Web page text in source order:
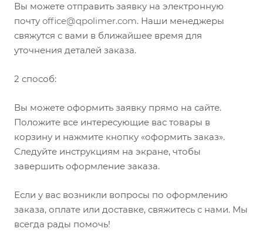
Вы можете отправить заявку на электронную
почту office@qpolimer.com. Наши менеджеры
свяжутся с вами в ближайшее время для
уточнения деталей заказа.
2 способ:
Вы можете оформить заявку прямо на сайте.
Положите все интересующие вас товары в
корзину и нажмите кнопку «оформить заказ».
Следуйте инструкциям на экране, чтобы
завершить оформление заказа.
Если у вас возникли вопросы по оформлению
заказа, оплате или доставке, свяжитесь с нами. Мы
всегда рады помочь!